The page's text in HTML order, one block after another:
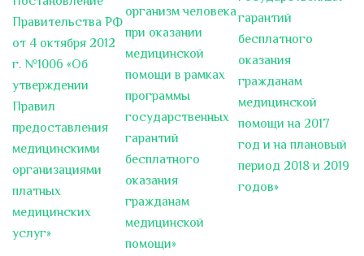
Проведение ремонтных работ
терапевтического корпуса
Уважаемые пациенты! Уважаемые
посетители больницы! В связи с...
Оцените 15 больницу: важно
мнение каждого пациента!
Уважаемые пациенты нашей
больницы! Приглашаем Вас принять
участие в...
Поздравление главного врача с
наступающим Новым Годом
Правительства РФ
от 4 октября 2012
г. №1006 «Об
утверждении
Правил
предоставления
медицинскими
организациями
платных
медицинских
услуг»
организм человека
при оказании
медицинской
помощи в рамках
программы
государственных
гарантий
бесплатного
оказания
гражданам
медицинской
помощи»
гарантий
бесплатного
оказания
гражданам
медицинской
помощи на 2017
год и на плановый
период 2018 и 2019
годов»